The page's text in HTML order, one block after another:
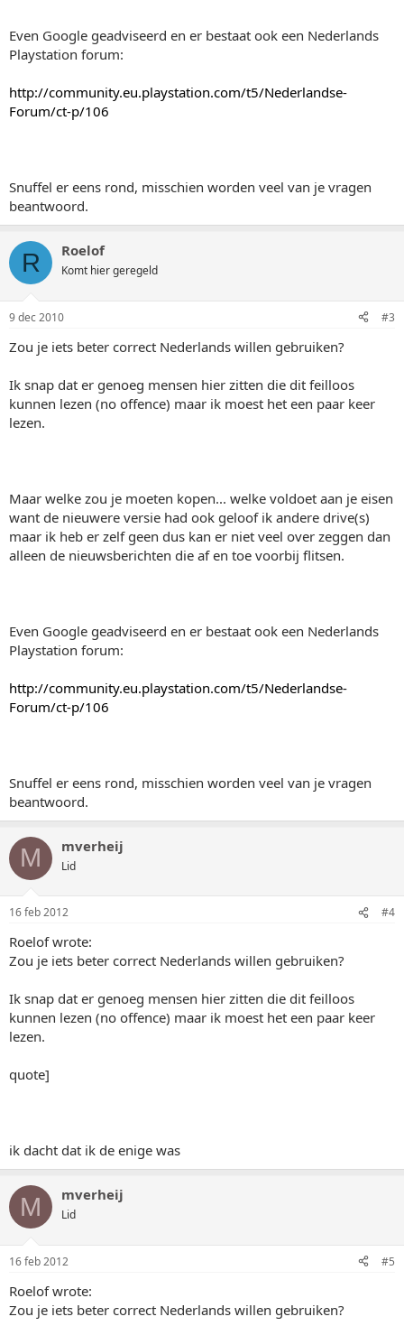
Even Google geadviseerd en er bestaat ook een Nederlands
Playstation forum:
http://community.eu.playstation.com/t5/Nederlandse-
Forum/ct-p/106
Snuffel er eens rond, misschien worden veel van je vragen
beantwoord.
R Roelof
Komt hier geregeld
9 dec 2010 #3
Zou je iets beter correct Nederlands willen gebruiken?
Ik snap dat er genoeg mensen hier zitten die dit feilloos
kunnen lezen (no offence) maar ik moest het een paar keer
lezen.
Maar welke zou je moeten kopen... welke voldoet aan je eisen
want de nieuwere versie had ook geloof ik andere drive(s)
maar ik heb er zelf geen dus kan er niet veel over zeggen dan
alleen de nieuwsberichten die af en toe voorbij flitsen.
Even Google geadviseerd en er bestaat ook een Nederlands
Playstation forum:
http://community.eu.playstation.com/t5/Nederlandse-
Forum/ct-p/106
Snuffel er eens rond, misschien worden veel van je vragen
beantwoord.
M mverheij
Lid
16 feb 2012 #4
Roelof wrote:
Zou je iets beter correct Nederlands willen gebruiken?
Ik snap dat er genoeg mensen hier zitten die dit feilloos
kunnen lezen (no offence) maar ik moest het een paar keer
lezen.
quote]
ik dacht dat ik de enige was
M mverheij
Lid
16 feb 2012 #5
Roelof wrote:
Zou je iets beter correct Nederlands willen gebruiken?